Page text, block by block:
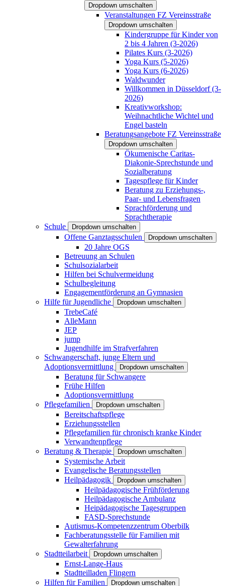
Dropdown umschalten
Veranstaltungen FZ Vereinsstraße
Dropdown umschalten
Kindergruppe für Kinder von
2 bis 4 Jahren (3-2026)
Pilates Kurs (3-2026)
Yoga Kurs (5-2026)
Yoga Kurs (6-2026)
Waldwunder
Willkommen in Düsseldorf (3-
2026)
Kreativworkshop:
Weihnachtliche Wichtel und
Engel basteln
Beratungsangebote FZ Vereinsstraße
Dropdown umschalten
Ökumenische Caritas-
Diakonie-Sprechstunde und
Sozialberatung
Tagespflege für Kinder
Beratung zu Erziehungs-,
Paar- und Lebensfragen
Sprachförderung und
Sprachtherapie
Schule
Dropdown umschalten
Offene Ganztagsschulen Dropdown umschalten
20 Jahre OGS
Betreuung an Schulen
Schulsozialarbeit
Hilfen bei Schulvermeidung
Schulbegleitung
Engagementförderung an Gymnasien
Hilfe für Jugendliche
Dropdown umschalten
TrebeCafé
AlleMann
JEP
jump
Jugendhilfe im Strafverfahren
Schwangerschaft, junge Eltern und
Adoptionsvermittlung
Dropdown umschalten
Beratung für Schwangere
Frühe Hilfen
Adoptionsvermittlung
Pflegefamilien
Dropdown umschalten
Bereitschaftspflege
Erziehungsstellen
Pflegefamilien für chronisch kranke Kinder
Verwandtenpflege
Beratung & Therapie
Dropdown umschalten
Systemische Arbeit
Evangelische Beratungsstellen
Heilpädagogik
Dropdown umschalten
Heilpädagogische Frühförderung
Heilpädagogische Ambulanz
Heipädagogische Tagesgruppen
FASD-Sprechstunde
Autismus-Kompetenzzentrum Oberbilk
Fachberatungsstelle für Familien mit
Gewalterfahrung
Stadtteilarbeit
Dropdown umschalten
Ernst-Lange-Haus
Stadtteilladen Flingern
Hilfen für Familien
Dropdown umschalten